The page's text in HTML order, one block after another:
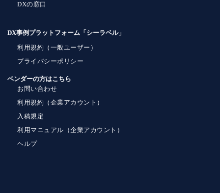
DXの窓口
DX事例プラットフォーム「シーラベル」
利用規約（一般ユーザー）
プライバシーポリシー
ベンダーの方はこちら
お問い合わせ
利用規約（企業アカウント）
入稿規定
利用マニュアル（企業アカウント）
ヘルプ